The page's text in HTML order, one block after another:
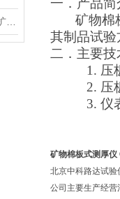
一．产品简
矿物棉
其制品试
二．主要技
1. 压
2. 压
3. 仪
矿物棉板式测厚
北京中科路达试验
公司主要生产经